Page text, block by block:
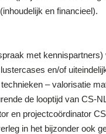
en financieel).
met
en/of
– valorisatie
de looptijd van CS-
en projectcoördinator
in het bijzonder ook